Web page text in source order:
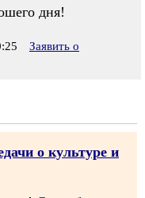
дня!
Заявить о
о культуре и